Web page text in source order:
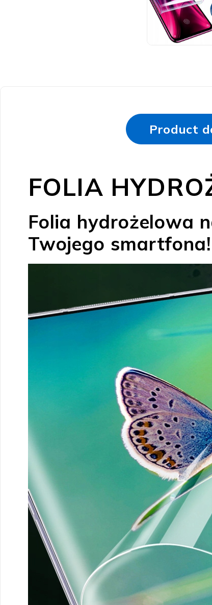
Product
FOLIA
Folia hydrożelowa
Twojego smartfona!